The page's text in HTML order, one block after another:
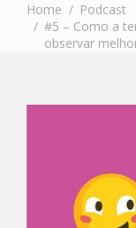
Home
Podcast
#5 – Como a
observar